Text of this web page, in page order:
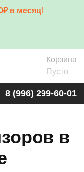
в месяц!
Корзина
Пусто
8 (996) 299-60-01
в